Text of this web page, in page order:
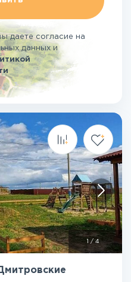
даете согласие на
данных и
/ 4